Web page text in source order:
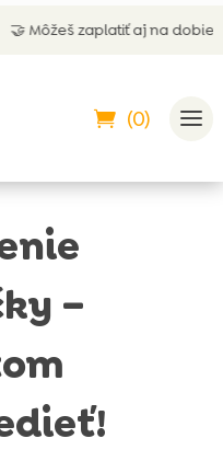
aj na dobierku
(0)
–